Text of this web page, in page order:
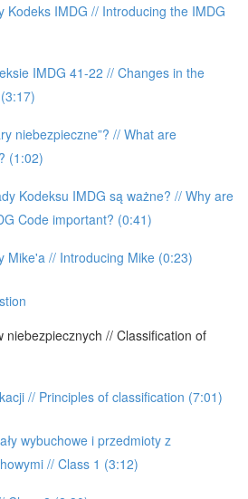
Kodeks IMDG // Introducing the IMDG
IMDG 41-22 // Changes in the
niebezpieczne”? // What are
(1:02)
Kodeksu IMDG są ważne? // Why are
Code important? (0:41)
Mike'a // Introducing Mike (0:23)
niebezpiecznych // Classification of
// Principles of classification (7:01)
wybuchowe i przedmioty z
// Class 1 (3:12)